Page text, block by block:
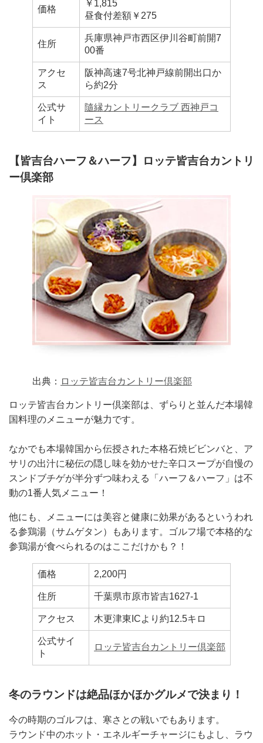
価格
￥1,815
昼食付差額￥275
住所
兵庫県神戸市西区伊川谷町前開7
00番
アクセ
ス
阪神高速7号北神戸線前開出口か
ら約2分
公式サ
イト
隨縁カントリークラブ 西神戸コ
ース
【皆吉台ハーフ＆ハーフ】ロッテ皆吉台カントリ
ー倶楽部
出典： ロッテ皆吉台カントリー倶楽部
ロッテ皆吉台カントリー倶楽部は、ずらりと並んだ本場韓
国料理のメニューが魅力です。
なかでも本場韓国から伝授された本格石焼ビビンバと、ア
サリの出汁に秘伝の隠し味を効かせた辛口スープが自慢の
スンドブチゲが半分ずつ味わえる「ハーフ＆ハーフ」は不
動の1番人気メニュー！
他にも、メニューには美容と健康に効果があるというわれ
る参鶏湯（サムゲタン）もあります。ゴルフ場で本格的な
参鶏湯が食べられるのはここだけかも？！
価格 2,200円
住所 千葉県市原市皆吉1627-1
アクセス 木更津東ICより約12.5キロ
公式サイ
ト
ロッテ皆吉台カントリー倶楽部
冬のラウンドは絶品ほかほかグルメで決まり！
今の時期のゴルフは、寒さとの戦いでもあります。
ラウンド中のホット・エネルギーチャージにもよし、ラウ